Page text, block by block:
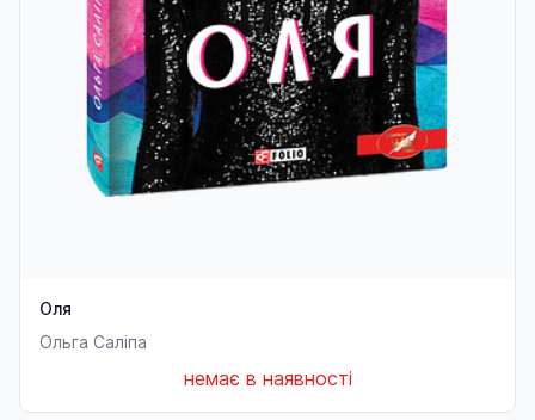
Оля
Ольга Саліпа
немає в наявності